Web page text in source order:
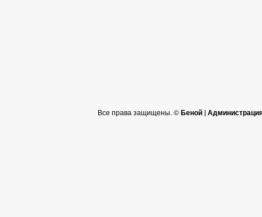
Все права защищены. ©Беной |